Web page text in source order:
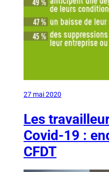
27 mai 2020
Les
Covid-19 :
CFDT